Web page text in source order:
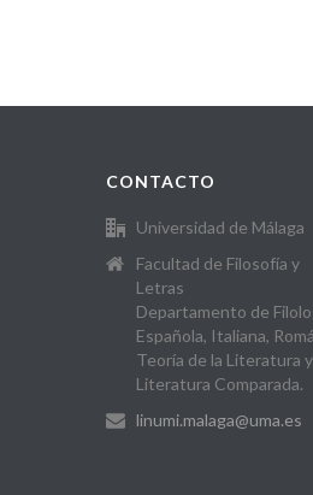
CONTACTO
Universidad de Málaga
Facultad de Filosofía y
Letras
Departamento de
Española, Italiana,
Teoría de la Literatura y
Literatura Comparada.
linumi.malaga@uma.es